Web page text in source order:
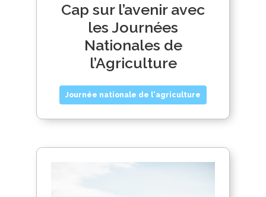
Cap sur l’avenir avec
les Journées
Nationales de
l’Agriculture
Journée nationale de l'agriculture